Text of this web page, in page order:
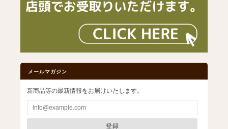
メールマガジン
新商品等の最新情報をお届けいたします。
登録